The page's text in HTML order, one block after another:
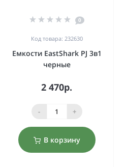
0
Код товара: 232630
Емкости EastShark PJ 3в1
черные
2 470р.
- +
В корзину